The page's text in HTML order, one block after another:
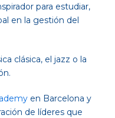
para estudiar,
en la gestión del
clásica, el jazz o la
en Barcelona y
de líderes que